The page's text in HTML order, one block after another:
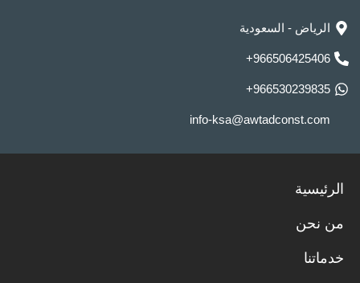
الرياض - السعودية
966506425406+
966530239835+
info-ksa@awtadconst.com
الرئيسية
من نحن
خدماتنا